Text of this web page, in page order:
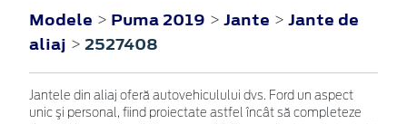
Modele > Puma 2019 > Jante > Jante de
aliaj > 2527408
Jantele din aliaj oferă autovehiculului dvs. Ford un aspect
unic şi personal, fiind proiectate astfel încât să completeze